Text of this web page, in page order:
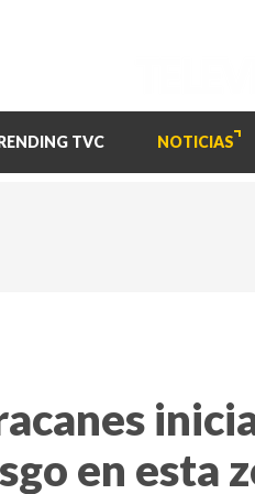
TVC NOTICIAS
en esta